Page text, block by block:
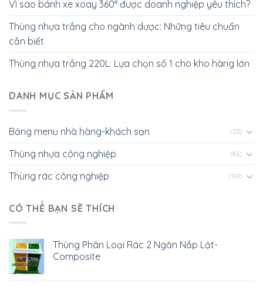
Vì sao bánh xe xoay 360° được doanh nghiệp yêu thích?
Thùng nhựa trắng cho ngành dược: Những tiêu chuẩn
cần biết
Thùng nhựa trắng 220L: Lựa chọn số 1 cho kho hàng lớn
DANH MỤC SẢN PHẨM
Bảng menu nhà hàng-khách sạn (23)
Thùng nhựa công nghiệp (86)
Thùng rác công nghiệp (114)
CÓ THỂ BẠN SẼ THÍCH
Thùng Phân Loại Rác 2 Ngăn Nắp Lật-
Composite